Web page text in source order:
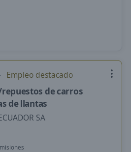
Empleo destacado
de carros
de llantas
SA